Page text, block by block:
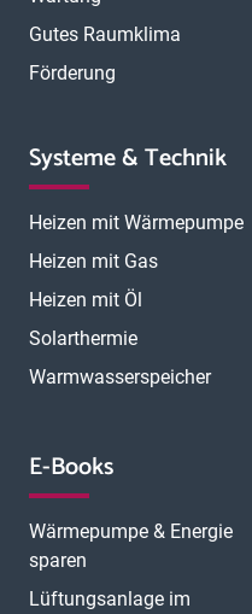
Gutes Raumklima
Förderung
Systeme & Technik
Heizen mit Wärmepumpe
Heizen mit Gas
Heizen mit Öl
Solarthermie
Warmwasserspeicher
E-Books
Wärmepumpe & Energie
sparen
Lüftungsanlage im